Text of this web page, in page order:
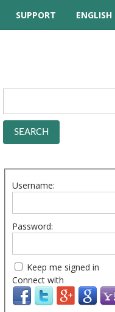
SUPPORT
TUTORIAL VIDEOS
QUESTIONS
FORUM
ENGLISH
Username:
Password:
Keep me signed in
Connect with